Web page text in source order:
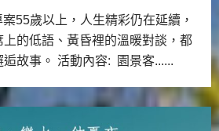
55歲以上，人生精彩仍在延續，
的低語、黃昏裡的溫暖對談，都
故事。 活動內容: 園景客......